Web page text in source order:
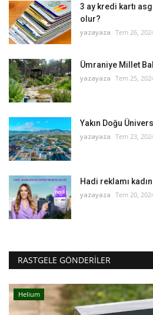
3 ay kredi kartı
olur?
yazayaza Tem 26,
Ümraniye Millet
yazayaza Tem 25,
Yakın Doğu
yazayaza Tem 23,
Hadi reklamı
yazayaza Tem 20,
RASTGELE GÖNDERILER
Helium